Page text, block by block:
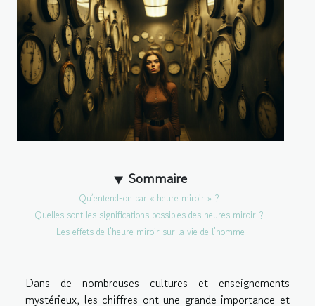
Sommaire
Qu’entend-on par « heure miroir » ?
Quelles sont les significations possibles des heures miroir ?
Les effets de l’heure miroir sur la vie de l’homme
Dans de nombreuses cultures et enseignements
mystérieux, les chiffres ont une grande importance et